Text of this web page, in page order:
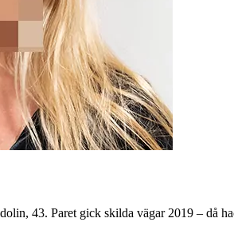
43. Paret gick skilda vägar 2019 – då